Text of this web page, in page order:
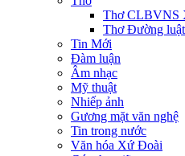
Thơ CLBVNS
Thơ Đường luật
Tin Mới
Đàm luận
Âm nhạc
Mỹ thuật
Nhiếp ảnh
Gương mặt văn nghệ
Tin trong nước
Văn hóa Xứ Đoài